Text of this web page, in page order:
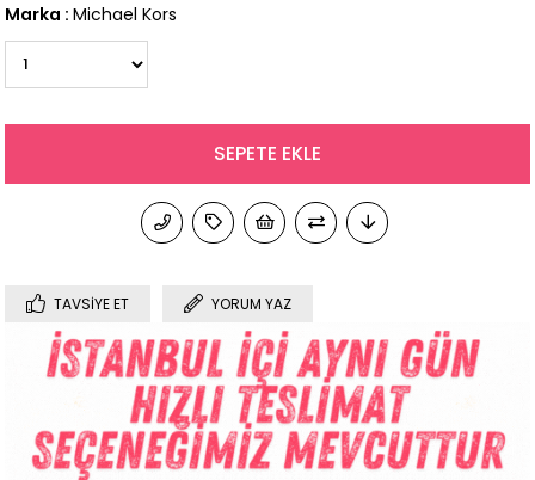
Marka : Michael Kors
TAVSIYE ET YORUM YAZ